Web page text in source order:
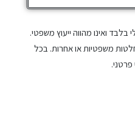
ייעוץ משפטי.
או אחרות. בכל